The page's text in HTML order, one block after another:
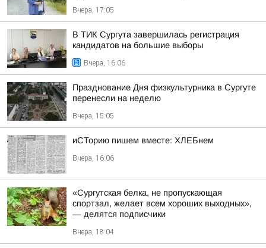
Вчера, 17:05
В ТИК Сургута завершилась регистрация
кандидатов на большие выборы
Вчера, 16:06
Празднование Дня физкультурника в Сургуте
перенесли на неделю
Вчера, 15:05
иСТорию пишем вместе: ХЛЕБнем
Вчера, 16:06
«Сургутская белка, не пропускающая
спортзал, желает всем хороших выходных»,
— делятся подписчики
Вчера, 18:04